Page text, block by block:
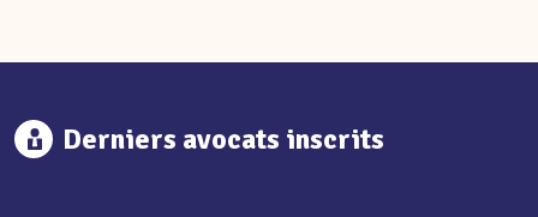
Derniers avocats inscrits